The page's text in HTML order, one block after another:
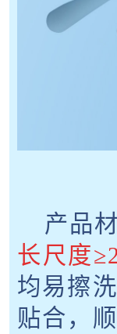
产品材
长尺度
均易擦洗
贴合，